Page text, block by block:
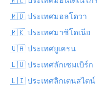
🇲🇩 ประเทศมอลโดวา
🇲🇰 ประเทศมาซิโดเนีย
🇺🇦 ประเทศยูเครน
🇱🇺 ประเทศลักเซมเบิร์ก
🇱🇮 ประเทศลิกเตนสไตน์